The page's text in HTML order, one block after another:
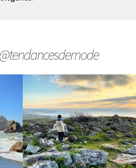
@tendancesdemode